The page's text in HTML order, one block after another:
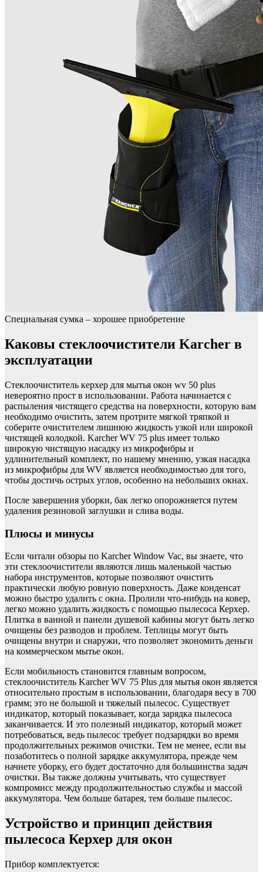
Специальная сумка – хорошее приобретение
Каковы стеклоочистители Karcher в
эксплуатации
Стеклоочиститель керхер для мытья окон wv 50 plus
невероятно прост в использовании. Работа начинается с
распыления чистящего средства на поверхности, которую вам
необходимо очистить, затем протрите мягкой тряпкой и
соберите очистителем лишнюю жидкость узкой или широкой
чистящей колодкой. Karcher WV 75 plus имеет только
широкую чистящую насадку из микрофибры и
удлинительный комплект, по нашему мнению, узкая насадка
из микрофибры для WV является необходимостью для того,
чтобы достичь острых углов, особенно на небольших окнах.
После завершения уборки, бак легко опорожняется путем
удаления резиновой заглушки и слива воды.
Плюсы и минусы
Если читали обзоры по Karcher Window Vac, вы знаете, что
эти стеклоочистители являются лишь маленькой частью
набора инструментов, которые позволяют очистить
практически любую ровную поверхность. Даже конденсат
можно быстро удалить с окна. Пролили что-нибудь на ковер,
легко можно удалить жидкость с помощью пылесоса Керхер.
Плитка в ванной и панели душевой кабины могут быть легко
очищены без разводов и проблем. Теплицы могут быть
очищены внутри и снаружи, что позволяет экономить деньги
на коммерческом мытье окон.
Если мобильность становится главным вопросом,
стеклоочиститель Karcher WV 75 Plus для мытья окон является
относительно простым в использовании, благодаря весу в 700
грамм; это не большой и тяжелый пылесос. Существует
индикатор, который показывает, когда зарядка пылесоса
заканчивается. И это полезный индикатор, который может
потребоваться, ведь пылесос требует подзарядки во время
продолжительных режимов очистки. Тем не менее, если вы
позаботитесь о полной зарядке аккумулятора, прежде чем
начнете уборку, его будет достаточно для большинства задач
очистки. Вы также должны учитывать, что существует
компромисс между продолжительностью службы и массой
аккумулятора. Чем больше батарея, тем больше пылесос.
Устройство и принцип действия
пылесоса Керхер для окон
Прибор комплектуется: